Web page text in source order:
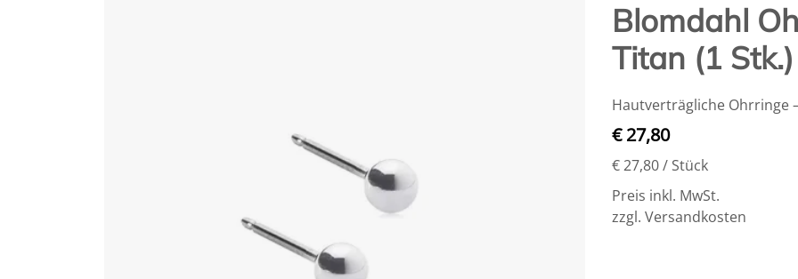
Blomdahl
Titan (1 Stk.)
Hautverträgliche Ohrringe
€ 27,80
€ 27,80/ Stück
Preis inkl. MwSt.
zzgl. Versandkosten